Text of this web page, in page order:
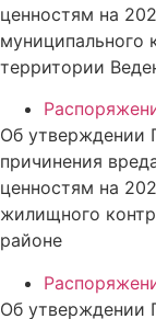
ценностям на
муниципального
территории
Об утверждении
причинения
ценностям на
жилищного
районе
Об утверждении